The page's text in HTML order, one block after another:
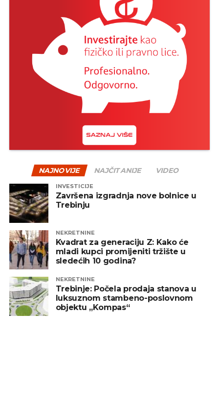
NAJNOVIJE NAJČITANIJE VIDEO
INVESTICIJE
Završena izgradnja nove bolnice u
Trebinju
NEKRETNINE
Kvadrat za generaciju Z: Kako će
mladi kupci promijeniti tržište u
sledećih 10 godina?
NEKRETNINE
Trebinje: Počela prodaja stanova u
luksuznom stambeno-poslovnom
objektu „Kompas“